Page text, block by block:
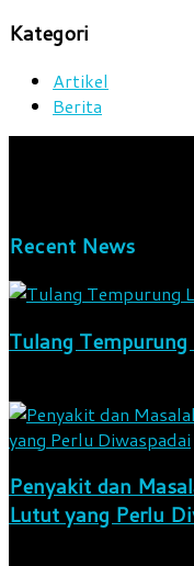
Kategori
Artikel
Berita
Recent News
Tulang
Penyakit dan
Lutut yang Perlu